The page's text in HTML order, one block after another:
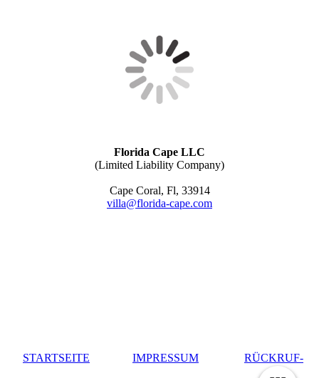
Florida Cape LLC
(Limited Liability Company)
Cape Coral, Fl, 33914
villa@florida-cape.com
STARTSEITE IMPRESSUM RÜCKRUF-